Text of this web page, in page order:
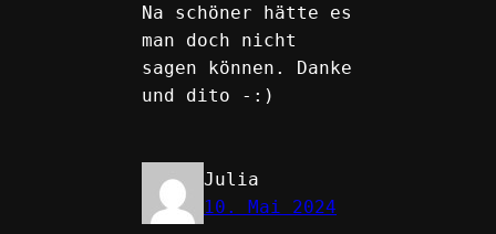
Na schöner hätte es
man doch nicht
sagen können. Danke
und dito -:)
Julia
10. Mai 2024